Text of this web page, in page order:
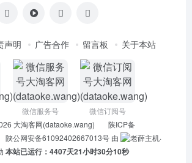
声明 广告合作 留言板 关于本站
微信服务号
微信订阅号
大淘客网(dataoke.wang)
陕ICP备
陕公网安备61092402667013号 由
·
本站已运行：4407天21小时30分10秒